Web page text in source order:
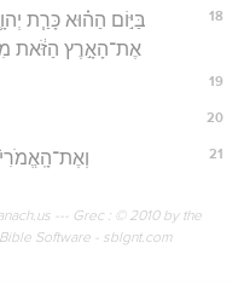
18
בַּיּ֣וֹם הַה֗וּא כָּרַ֧ת
אֶת־הָאָ֣רֶץ הַזֹּ֔את
19
20
21 וְאֶת־הָֽאֱמֹרִי֙
--- Grec : © 2010 by the
Software - sblgnt.com